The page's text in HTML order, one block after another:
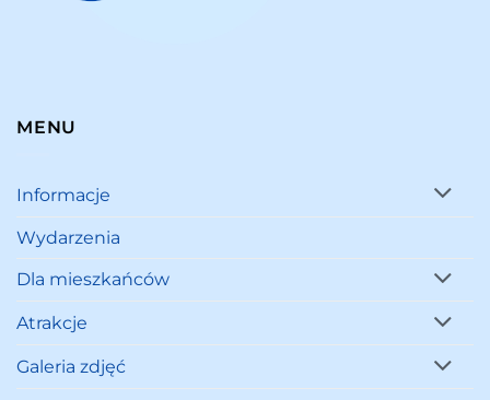
MENU
Informacje
Wydarzenia
Dla mieszkańców
Atrakcje
Galeria zdjęć